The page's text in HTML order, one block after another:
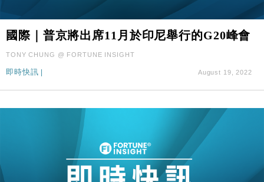
國際｜普京將出席11月於印尼舉行的G20峰會
TONY CHUNG @ FORTUNE INSIGHT
即時快訊 | August 19, 2022